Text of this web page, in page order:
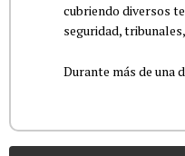
cubriendo diversos
seguridad,
Durante más de una